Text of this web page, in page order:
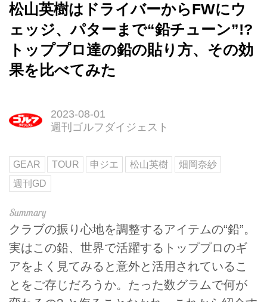
松山英樹はドライバーからFWにウ
ェッジ、パターまで“鉛チューン”!?
トッププロ達の鉛の貼り方、その効
果を比べてみた
2023-08-01
週刊ゴルフダイジェスト
GEAR TOUR 申ジエ 松山英樹
畑岡奈紗
週刊GD
クラブの振り心地を調整するアイテムの“鉛”。
実はこの鉛、世界で活躍するトッププロのギ
アをよく見てみると意外と活用されているこ
とをご存じだろうか。たった数グラムで何が